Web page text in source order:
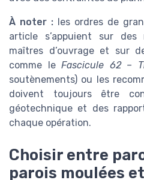
À noter : les ordres de
article s’appuient sur des
maîtres d’ouvrage et sur
comme le Fascicule 62 –
soutènements) ou les
doivent toujours être
géotechnique et des
chaque opération.
Choisir entre
parois moulées